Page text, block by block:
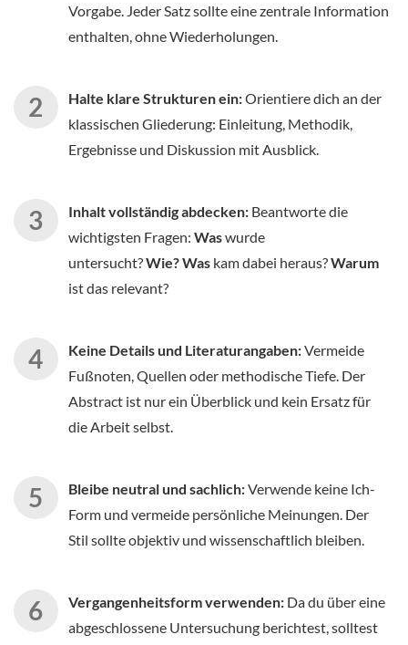
Vorgabe. Jeder Satz sollte eine zentrale Information
enthalten, ohne Wiederholungen.
Halte klare Strukturen ein:Orientiere dich an der
klassischen Gliederung: Einleitung, Methodik,
Ergebnisse und Diskussion mit Ausblick.
Inhalt vollständig abdecken: Beantworte die
wichtigsten Fragen: Waswurde
untersucht?Wie?Was kam dabei heraus?Warum
ist das relevant?
Keine Details und Literaturangaben:Vermeide
Fußnoten, Quellen oder methodische Tiefe. Der
Abstract ist nur ein Überblick und kein Ersatz für
die Arbeit selbst.
Bleibe neutral und sachlich:Verwende keine Ich-
Form und vermeide persönliche Meinungen. Der
Stil sollte objektiv und wissenschaftlich bleiben.
Vergangenheitsform verwenden: Da du über eine
abgeschlossene Untersuchung berichtest, solltest